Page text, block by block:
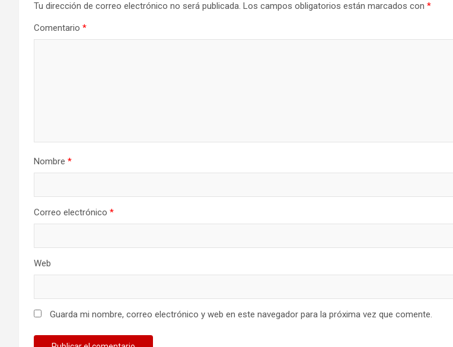
Tu dirección de correo electrónico no será publicada. Los campos obligatorios están marcados con *
Comentario *
Nombre *
Correo electrónico *
Web
Guarda mi nombre, correo electrónico y web en este navegador para la próxima vez que comente.